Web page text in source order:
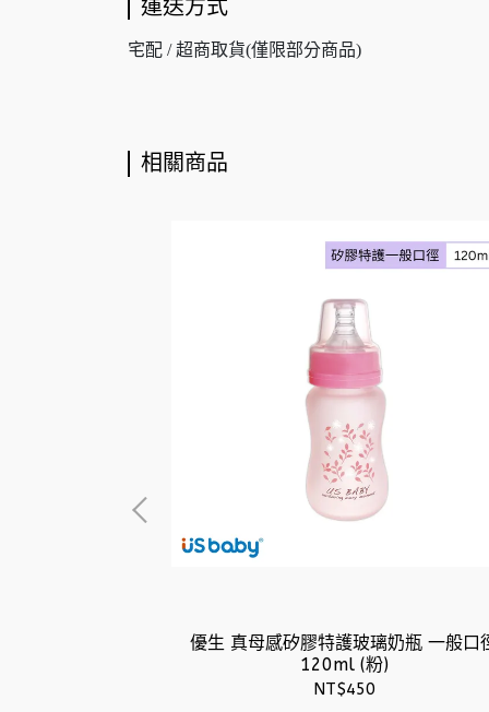
運送方式
宅配 / 超商取貨(僅限部分商品)
相關商品
優生 真母感矽膠特護玻璃奶瓶 一般口
120ml (粉)
NT$450